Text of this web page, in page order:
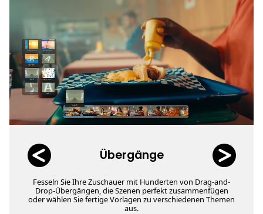
Übergänge
Fesseln Sie Ihre Zuschauer mit Hunderten von Drag-and-
Drop-Übergängen, die Szenen perfekt zusammenfügen
oder wählen Sie fertige Vorlagen zu verschiedenen Themen
aus.